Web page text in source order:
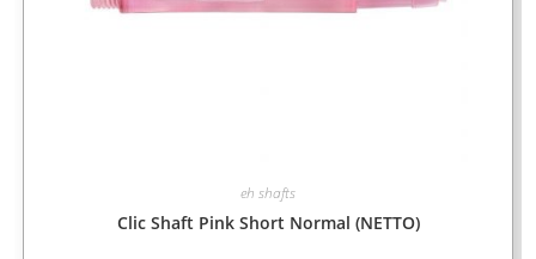
eh shafts
Clic Shaft Pink Short Normal (NETTO)